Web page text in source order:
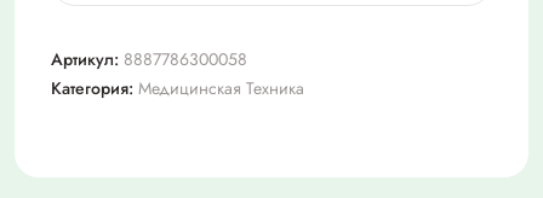
Стетоскоп
special
56см
Артикул: 8887786300058
Категория: Медицинская Техника